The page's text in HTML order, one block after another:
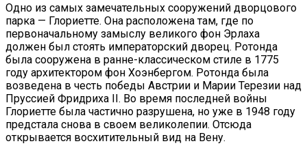
Одно из самых замечательных сооружений дворцового
парка — Глориетте. Она расположена там, где по
первоначальному замыслу великого фон Эрлаха
должен был стоять императорский дворец. Ротонда
была сооружена в ранне-классическом стиле в 1775
году архитектором фон Хоэнбергом. Ротонда была
возведена в честь победы Австрии и Марии Терезии над
Пруссией Фридриха II. Во время последней войны
Глориетте была частично разрушена, но уже в 1948 году
предстала снова в своем великолепии. Отсюда
открывается восхитительный вид на Вену.